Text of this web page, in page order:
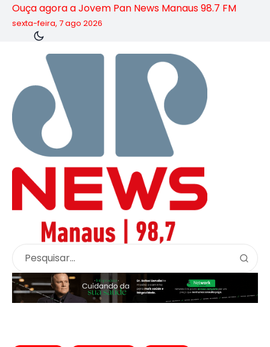
Ouça agora a Jovem Pan News Manaus 98.7 FM
sexta-feira, 7 ago 2026